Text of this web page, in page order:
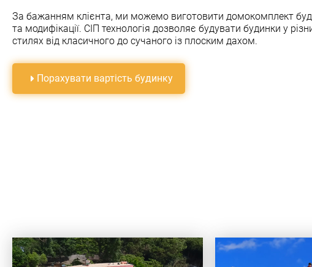
За бажанням клiєнта, ми можемо виготовити домокомплект
та модифiкацiї. СIП технологiя дозволяє будувати будинки у
стилях вiд класичного до сучаного iз плоским дахом.
Порахувати вартiсть будинку